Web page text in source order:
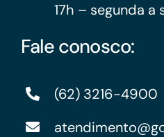
17h – segunda
Fale conosco:
(62) 3216-4900